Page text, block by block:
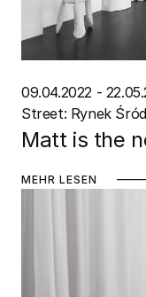
09.04.2022 -
Street: Rynek
Matt is the
MEHR LESEN